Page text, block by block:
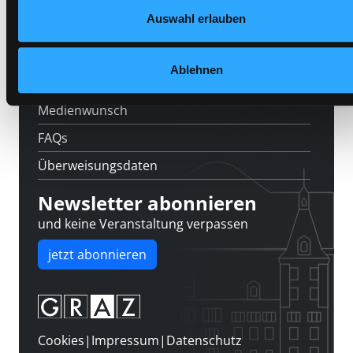
Auswahl erlauben
Ablehnen
Medienwunsch
FAQs
Überweisungsdaten
Newsletter abonnieren
und keine Veranstaltung verpassen
jetzt abonnieren
Cookies| Impressum| Datenschutz